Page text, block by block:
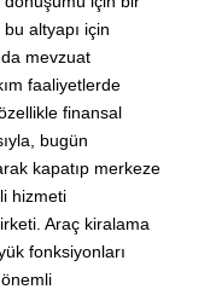
altyapı için
mevzuat
faaliyetlerde
finansal
bugün
kapatıp merkeze
hizmeti
Araç kiralama
fonksiyonları